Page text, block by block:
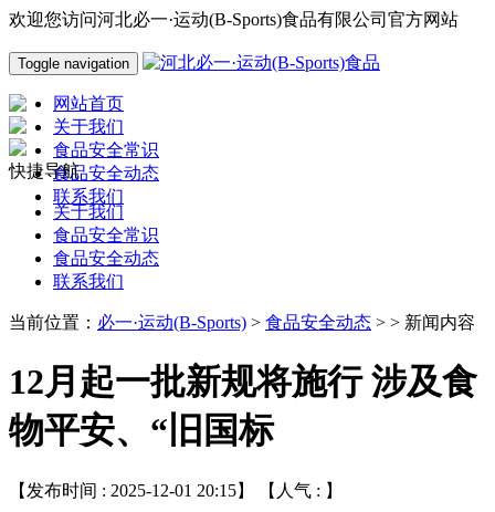
欢迎您访问河北必一·运动(B-Sports)食品有限公司官方网站
Toggle navigation
网站首页
关于我们
食品安全常识
食品安全动态
联系我们
快捷导航
关于我们
食品安全常识
食品安全动态
联系我们
当前位置： 必一·运动(B-Sports) > 食品安全动态 > > 新闻内容
12月起一批新规将施行 涉及食
物平安、“旧国标
【发布时间 : 2025-12-01 20:15】 【人气 : 】